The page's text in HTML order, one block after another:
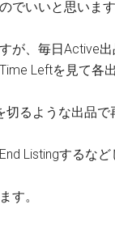
でいいと思います
が、毎日Active
Leftを見て各
切るような出品で
Listingするな
す。